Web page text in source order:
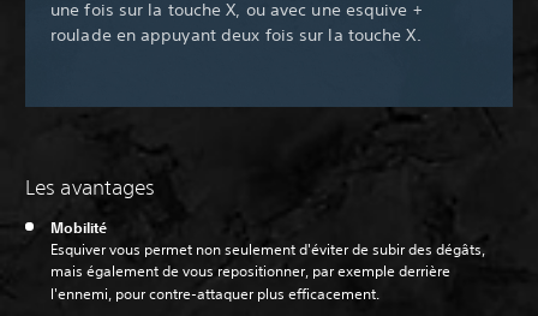
une fois sur la touche X, ou avec une esquive +
roulade en appuyant deux fois sur la touche X.
Les avantages
Mobilité
Esquiver vous permet non seulement d'éviter de subir des dégâts,
mais également de vous repositionner, par exemple derrière
l'ennemi, pour contre-attaquer plus efficacement.